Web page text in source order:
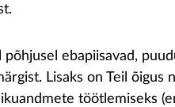
ebapiisavad,
Lisaks on Teil õigus
töötlemiseks